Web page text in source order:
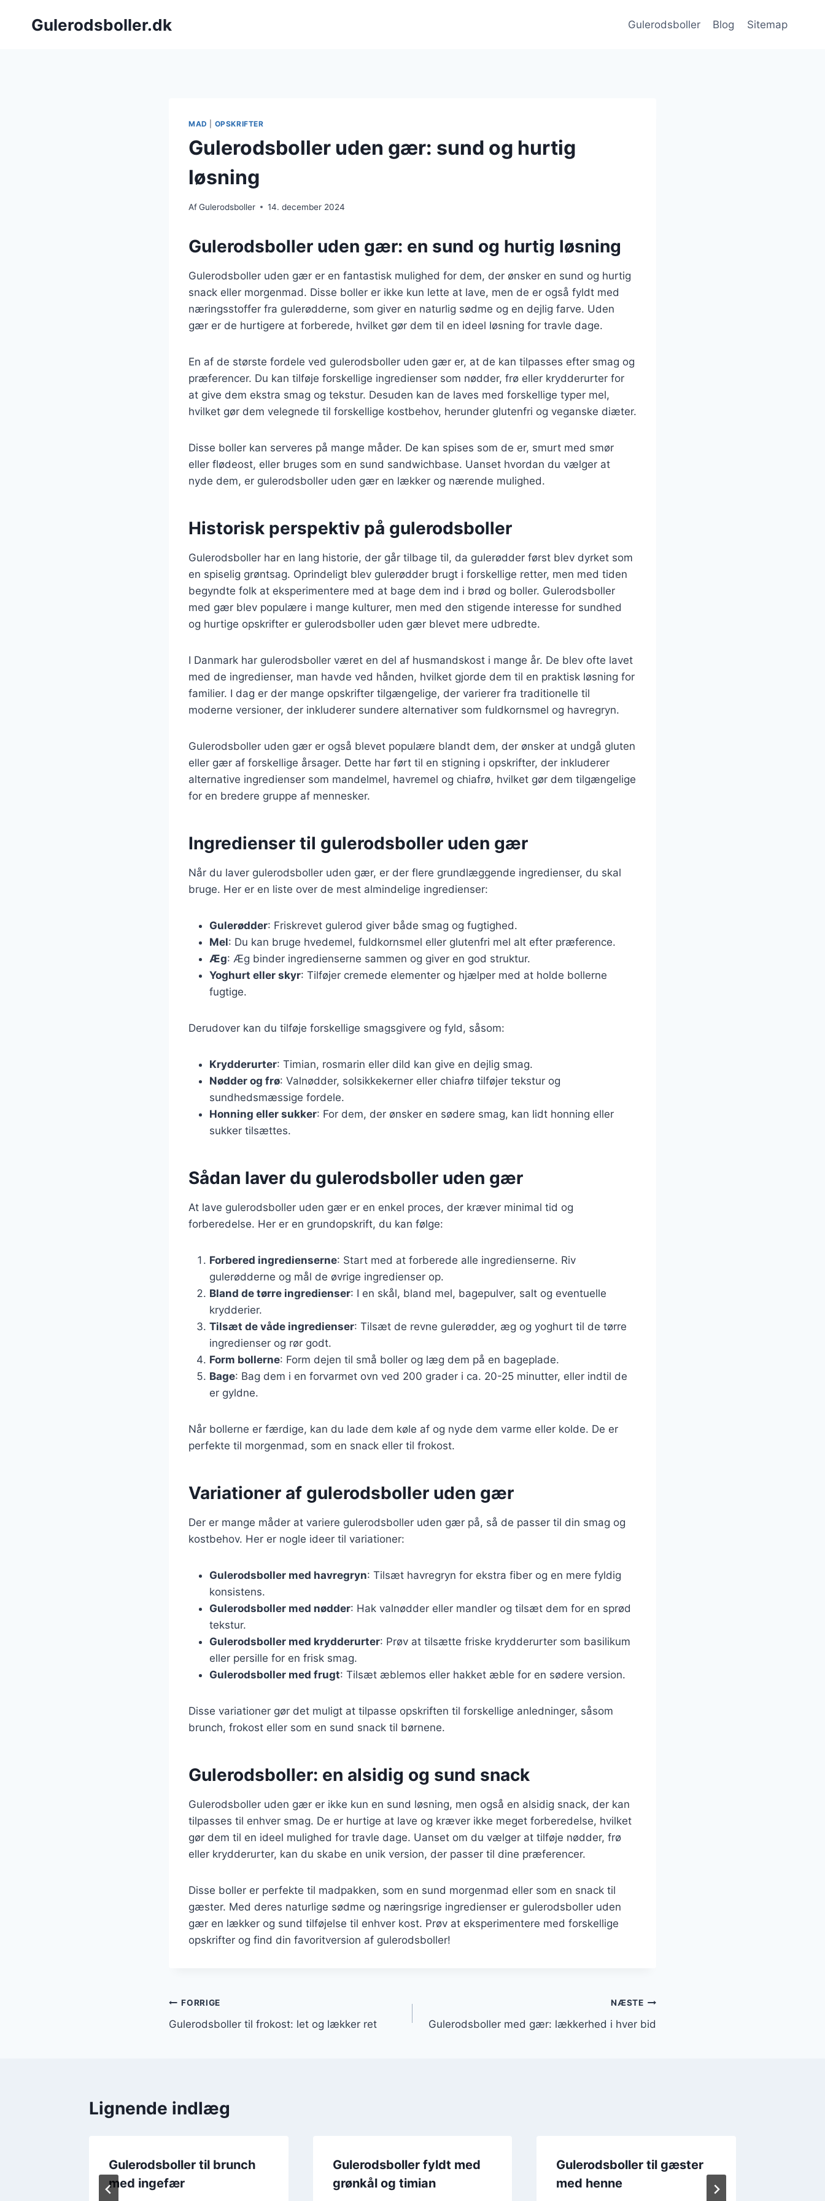
Gulerodsboller.dk Gulerodsboller Blog Sitemap
MAD OPSKRIFTER
Gulerodsboller uden gær: sund og hurtig
løsning
AfGulerodsboller 14. december 2024
Gulerodsboller uden gær: en sund og hurtig løsning
Gulerodsboller uden gær er en fantastisk mulighed for dem, der ønsker en sund og hurtig
snack eller morgenmad. Disse boller er ikke kun lette at lave, men de er også fyldt med
næringsstoffer fra gulerødderne, som giver en naturlig sødme og en dejlig farve. Uden
gær er de hurtigere at forberede, hvilket gør dem til en ideel løsning for travle dage.
En af de største fordele ved gulerodsboller uden gær er, at de kan tilpasses efter smag og
præferencer. Du kan tilføje forskellige ingredienser som nødder, frø eller krydderurter for
at give dem ekstra smag og tekstur. Desuden kan de laves med forskellige typer mel,
hvilket gør dem velegnede til forskellige kostbehov, herunder glutenfri og veganske diæter.
Disse boller kan serveres på mange måder. De kan spises som de er, smurt med smør
eller flødeost, eller bruges som en sund sandwichbase. Uanset hvordan du vælger at
nyde dem, er gulerodsboller uden gær en lækker og nærende mulighed.
Historisk perspektiv på gulerodsboller
Gulerodsboller har en lang historie, der går tilbage til, da gulerødder først blev dyrket som
en spiselig grøntsag. Oprindeligt blev gulerødder brugt i forskellige retter, men med tiden
begyndte folk at eksperimentere med at bage dem ind i brød og boller. Gulerodsboller
med gær blev populære i mange kulturer, men med den stigende interesse for sundhed
og hurtige opskrifter er gulerodsboller uden gær blevet mere udbredte.
I Danmark har gulerodsboller været en del af husmandskost i mange år. De blev ofte lavet
med de ingredienser, man havde ved hånden, hvilket gjorde dem til en praktisk løsning for
familier. I dag er der mange opskrifter tilgængelige, der varierer fra traditionelle til
moderne versioner, der inkluderer sundere alternativer som fuldkornsmel og havregryn.
Gulerodsboller uden gær er også blevet populære blandt dem, der ønsker at undgå gluten
eller gær af forskellige årsager. Dette har ført til en stigning i opskrifter, der inkluderer
alternative ingredienser som mandelmel, havremel og chiafrø, hvilket gør dem tilgængelige
for en bredere gruppe af mennesker.
Ingredienser til gulerodsboller uden gær
Når du laver gulerodsboller uden gær, er der flere grundlæggende ingredienser, du skal
bruge. Her er en liste over de mest almindelige ingredienser:
Gulerødder: Friskrevet gulerod giver både smag og fugtighed.
Mel: Du kan bruge hvedemel, fuldkornsmel eller glutenfri mel alt efter præference.
Æg: Æg binder ingredienserne sammen og giver en god struktur.
Yoghurt eller skyr: Tilføjer cremede elementer og hjælper med at holde bollerne
fugtige.
Derudover kan du tilføje forskellige smagsgivere og fyld, såsom:
Krydderurter: Timian, rosmarin eller dild kan give en dejlig smag.
Nødder og frø: Valnødder, solsikkekerner eller chiafrø tilføjer tekstur og
sundhedsmæssige fordele.
Honning eller sukker: For dem, der ønsker en sødere smag, kan lidt honning eller
sukker tilsættes.
Sådan laver du gulerodsboller uden gær
At lave gulerodsboller uden gær er en enkel proces, der kræver minimal tid og
forberedelse. Her er en grundopskrift, du kan følge:
Forbered ingredienserne: Start med at forberede alle ingredienserne. Riv
gulerødderne og mål de øvrige ingredienser op.
Bland de tørre ingredienser: I en skål, bland mel, bagepulver, salt og eventuelle
krydderier.
Tilsæt de våde ingredienser: Tilsæt de revne gulerødder, æg og yoghurt til de tørre
ingredienser og rør godt.
Form bollerne: Form dejen til små boller og læg dem på en bageplade.
Bage: Bag dem i en forvarmet ovn ved 200 grader i ca. 20-25 minutter, eller indtil de
er gyldne.
Når bollerne er færdige, kan du lade dem køle af og nyde dem varme eller kolde. De er
perfekte til morgenmad, som en snack eller til frokost.
Variationer af gulerodsboller uden gær
Der er mange måder at variere gulerodsboller uden gær på, så de passer til din smag og
kostbehov. Her er nogle ideer til variationer:
Gulerodsboller med havregryn: Tilsæt havregryn for ekstra fiber og en mere fyldig
konsistens.
Gulerodsboller med nødder: Hak valnødder eller mandler og tilsæt dem for en sprød
tekstur.
Gulerodsboller med krydderurter: Prøv at tilsætte friske krydderurter som basilikum
eller persille for en frisk smag.
Gulerodsboller med frugt: Tilsæt æblemos eller hakket æble for en sødere version.
Disse variationer gør det muligt at tilpasse opskriften til forskellige anledninger, såsom
brunch, frokost eller som en sund snack til børnene.
Gulerodsboller: en alsidig og sund snack
Gulerodsboller uden gær er ikke kun en sund løsning, men også en alsidig snack, der kan
tilpasses til enhver smag. De er hurtige at lave og kræver ikke meget forberedelse, hvilket
gør dem til en ideel mulighed for travle dage. Uanset om du vælger at tilføje nødder, frø
eller krydderurter, kan du skabe en unik version, der passer til dine præferencer.
Disse boller er perfekte til madpakken, som en sund morgenmad eller som en snack til
gæster. Med deres naturlige sødme og næringsrige ingredienser er gulerodsboller uden
gær en lækker og sund tilføjelse til enhver kost. Prøv at eksperimentere med forskellige
opskrifter og find din favoritversion af gulerodsboller!
Indlægsnavigation
FORRIGE
Gulerodsboller til frokost: let og lækker ret
NÆSTE
Gulerodsboller med gær: lækkerhed i hver bid
Lignende indlæg
Gulerodsboller til brunch
med ingefær
Gulerodsboller fyldt med
grønkål og timian
Gulerodsboller til gæster
med henne